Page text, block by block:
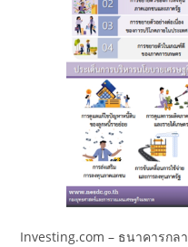
Investing.com – ธนาคารกล